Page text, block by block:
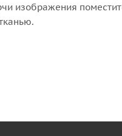
изображения